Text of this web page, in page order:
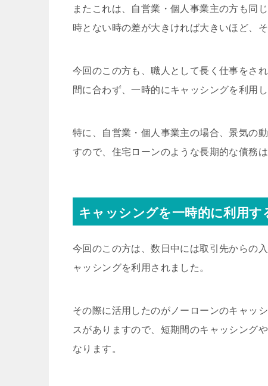
またこれは、自営業・個人事業主の方も同
時とない時の差が大きければ大きいほど、
今回のこの方も、職人として長く仕事をさ
間に合わず、一時的にキャッシングを利用
特に、自営業・個人事業主の場合、景気の
すので、住宅ローンのような長期的な債務
キャッシングを一時的に利用す
今回のこの方は、数日中には取引先からの
ャッシングを利用されました。
その際に活用したのがノーローンのキャッ
スがありますので、短期間のキャッシング
なります。